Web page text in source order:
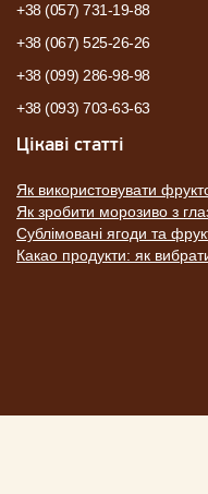
+38 (057) 731-19-88
+38 (067) 525-26-26
+38 (099) 286-98-98
+38 (093) 703-63-63
Цікаві статті
Як використовувати
Як зробити морозиво з
Сублімовані ягоди та
Какао продукти: як